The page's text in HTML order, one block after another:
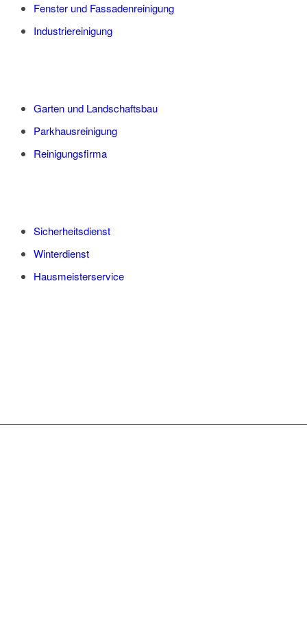
Fenster und Fassadenreinigung
Industriereinigung
Garten und Landschaftsbau
Parkhausreinigung
Reinigungsfirma
Sicherheitsdienst
Winterdienst
Hausmeisterservice